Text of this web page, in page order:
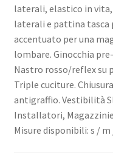
laterali, elastico in
laterali e pattina tasca
accentuato per una
lombare. Ginocchia
Nastro rosso/reflex su
Triple cuciture.
antigraffio. Vestibilità
Installatori,
Misure disponibili: s /